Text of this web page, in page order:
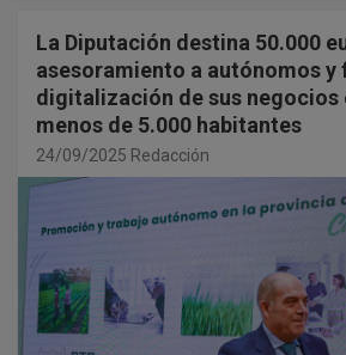
La Diputación destina 50.000
asesoramiento a autónomos y
digitalización de sus negocios
menos de 5.000 habitantes
24/09/2025 Redacción